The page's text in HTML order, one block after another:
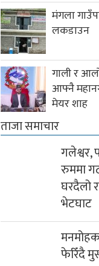
मंगला
लकडाउन
गाली र
आफ्नै
मेयर शाह
ताजा समाचार
गलेश्वर,
रुममा
घरदैलो
भेटघाट
फेरिँदै